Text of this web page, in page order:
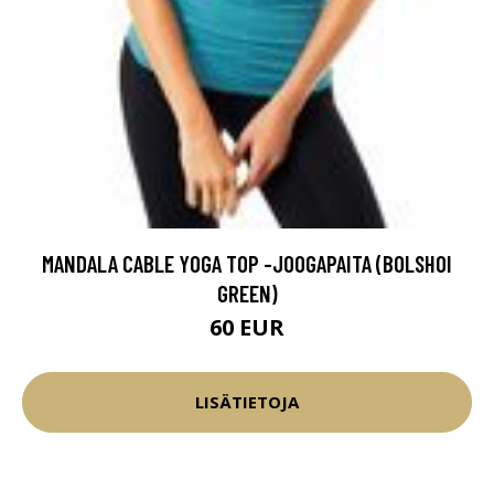
MANDALA CABLE YOGA TOP -JOOGAPAITA (BOLSHOI
GREEN)
60 EUR
LISÄTIETOJA